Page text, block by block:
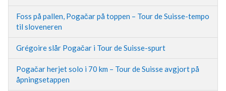
Foss på pallen, Pogačar på toppen – Tour de Suisse-tempo
til sloveneren
Grégoire slår Pogačar i Tour de Suisse-spurt
Pogačar herjet solo i 70 km – Tour de Suisse avgjort på
åpningsetappen